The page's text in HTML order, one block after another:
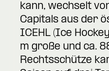
kann, wechselt
Capitals aus der
ICEHL (Ice
m große und ca.
Rechtsschütze